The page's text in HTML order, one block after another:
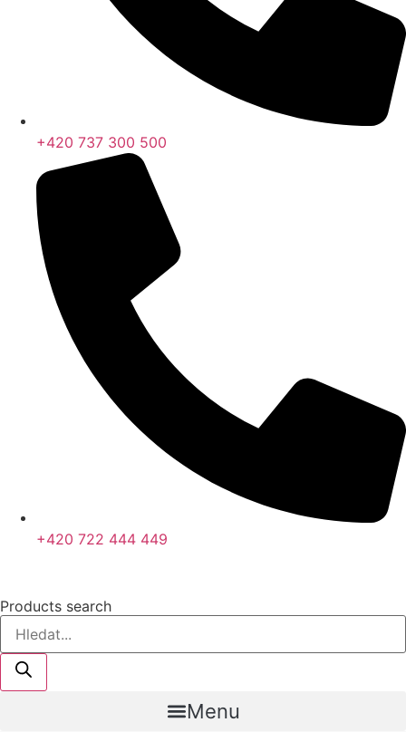
+420 737 300 500
+420 722 444 449
Products search
Menu